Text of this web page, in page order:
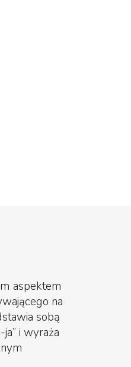
aspektem
na
sobą
ja” i wyraża